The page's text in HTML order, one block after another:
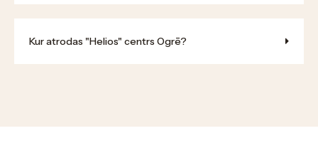
Kur atrodas "Helios" centrs Ogrē?